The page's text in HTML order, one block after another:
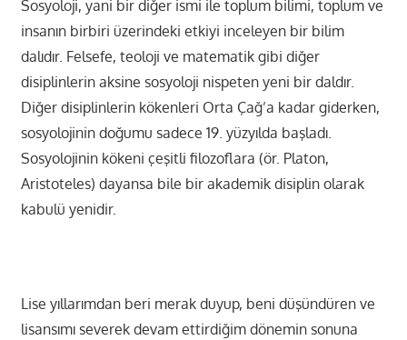
Sosyoloji, yani bir diğer ismi ile toplum bilimi, toplum ve
insanın birbiri üzerindeki etkiyi inceleyen bir bilim
dalıdır. Felsefe, teoloji ve matematik gibi diğer
disiplinlerin aksine sosyoloji nispeten yeni bir daldır.
Diğer disiplinlerin kökenleri Orta Çağ’a kadar giderken,
sosyolojinin doğumu sadece 19. yüzyılda başladı.
Sosyolojinin kökeni çeşitli filozoflara (ör. Platon,
Aristoteles) dayansa bile bir akademik disiplin olarak
kabulü yenidir.
Lise yıllarımdan beri merak duyup, beni düşündüren ve
lisansımı severek devam ettirdiğim dönemin sonuna